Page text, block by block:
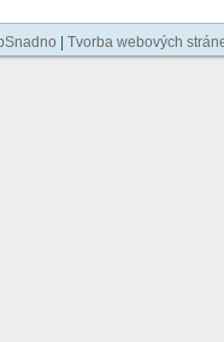
|Tvorba webových